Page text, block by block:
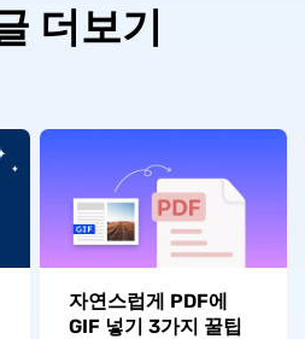
더보기
자연스럽게 PDF에
GIF 넣기 3가지 꿀팁